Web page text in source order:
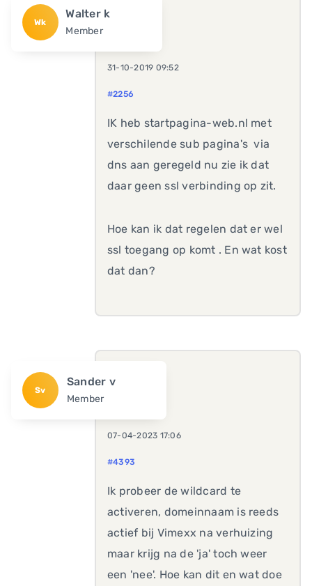
Wk
Walter k
Member
31-10-2019 09:52
#2256
IK heb startpagina-web.nl met
verschilende sub pagina's via
dns aan geregeld nu zie ik dat
daar geen ssl verbinding op zit.
Hoe kan ik dat regelen dat er wel
ssl toegang op komt . En wat kost
dat dan?
Sv
Sander v
Member
07-04-2023 17:06
#4393
Ik probeer de wildcard te
activeren, domeinnaam is reeds
actief bij Vimexx na verhuizing
maar krijg na de 'ja' toch weer
een 'nee'. Hoe kan dit en wat doe